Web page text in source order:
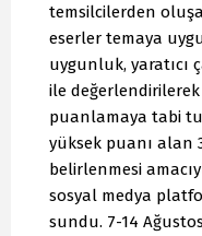
temsilcilerden
eserler temaya
uygunluk, yaratıcı
ile
puanlamaya tabi
yüksek puanı alan 3
belirlenmesi
sosyal medya
sundu. 7-14